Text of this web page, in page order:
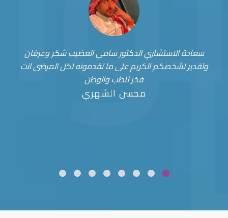
سعادة الاستشاري الدكتور سامي العضيب شكر وعرفان
وتقدير لشخصكم الكريم على ما تقدمونه لكل المرضى انت
فخر للطب والوطن
محسن الشهري